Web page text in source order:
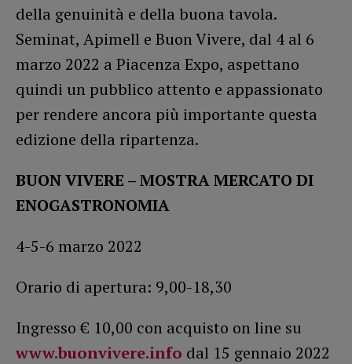
della genuinità e della buona tavola.
Seminat, Apimell e Buon Vivere, dal 4 al 6
marzo 2022 a Piacenza Expo, aspettano
quindi un pubblico attento e appassionato
per rendere ancora più importante questa
edizione della ripartenza.
BUON VIVERE – MOSTRA MERCATO DI
ENOGASTRONOMIA
4-5-6 marzo 2022
Orario di apertura: 9,00-18,30
Ingresso € 10,00 con acquisto on line su
www.buonvivere.info dal 15 gennaio 2022